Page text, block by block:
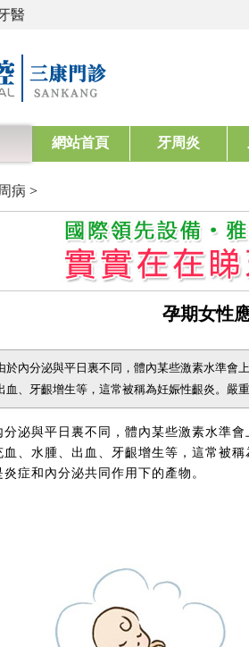
醫
網站首頁 牙周炎
病 >
孕期女性
於內分泌與平日裏不同，體內某些激素水準會
血、牙齦增生等，這常被稱為妊娠性齦炎。嚴
泌與平日裏不同，體內某些激素水準
、水腫、出血、牙齦增生等，這常被
症和內分泌共同作用下的產物。